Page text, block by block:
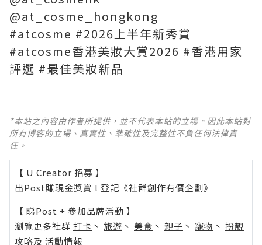
@at_cosme_hongkong
#atcosme #2026上半年新秀賞
#atcosme香港美妝大賞2026 #香港用家
評選 #最佳美妝新品
*本站之內容由作者所提供，並不代表本站的立場。因此本站對
所有博客的立場、真實性、準確性及完整性不負任何法律責
任。
【 U Creator 招募 】
出Post賺現金獎賞 l 登記《社群創作有價企劃》
【 睇Post + 參加品牌活動 】
瀏覽更多社群 打卡 丶 旅遊 丶 美食 丶 親子 丶 寵物 丶 扮靚
攻略及 活動情報